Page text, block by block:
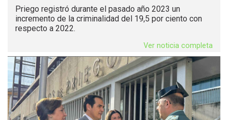
Priego registró durante el pasado año 2023 un
incremento de la criminalidad del 19,5 por ciento con
respecto a 2022.
Ver noticia completa